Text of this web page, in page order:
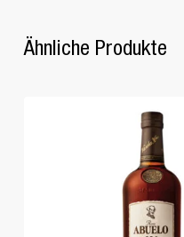
Ähnliche Produkte